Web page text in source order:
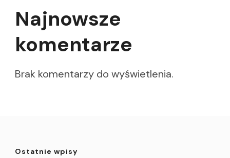
Najnowsze
komentarze
Brak komentarzy do wyświetlenia.
Ostatnie wpisy